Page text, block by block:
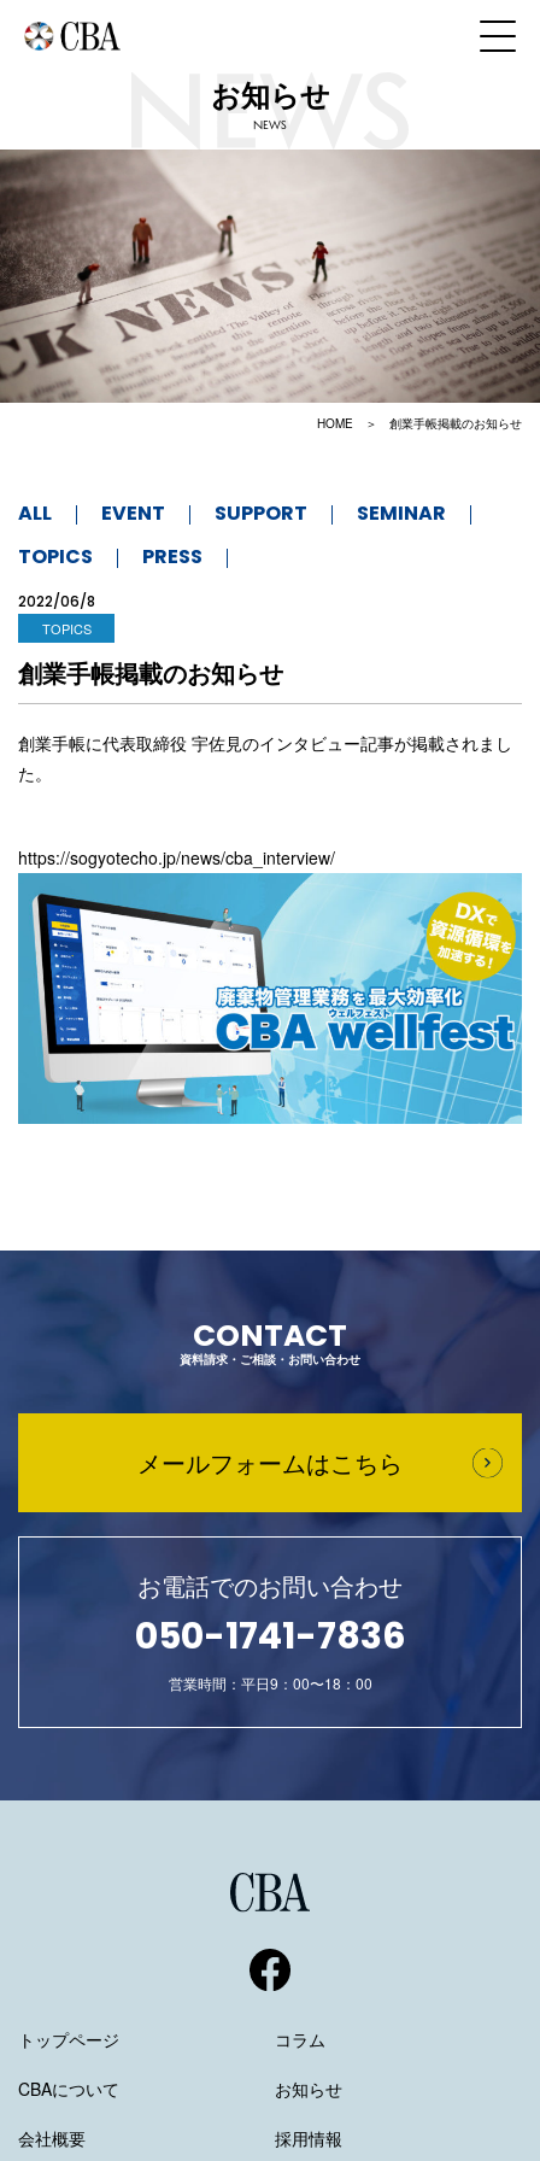
お知らせ
NEWS
HOME 創業手帳掲載のお知らせ
ALL EVENT SUPPORT SEMINAR
TOPICS PRESS
2022/06/8
TOPICS
創業手帳掲載のお知らせ
創業手帳に代表取締役 宇佐見のインタビュー記事が掲載されまし
た。
https://sogyotecho.jp/news/cba_interview/
CONTACT
資料請求・ご相談・お問い合わせ
メールフォームはこちら
お電話でのお問い合わせ
050-1741-7836
営業時間：平日9：00〜18：00
トップページ
CBAについて
会社概要
コラム
お知らせ
採用情報